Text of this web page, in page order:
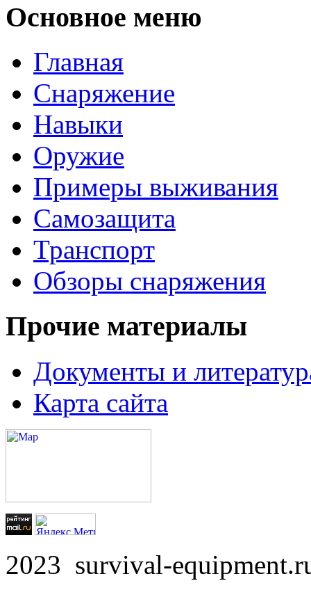
Основное меню
Главная
Снаряжение
Навыки
Оружие
Примеры выживания
Самозащита
Транспорт
Обзоры снаряжения
Прочие материалы
Документы и
Карта сайта
2023 survival-